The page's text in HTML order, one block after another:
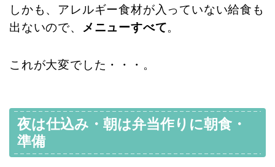
しかも、アレルギー食材が入っていない給食も
出ないので、 メニューすべて。
これが大変でした・・・。
夜は仕込み・朝は弁当作りに朝食・
準備